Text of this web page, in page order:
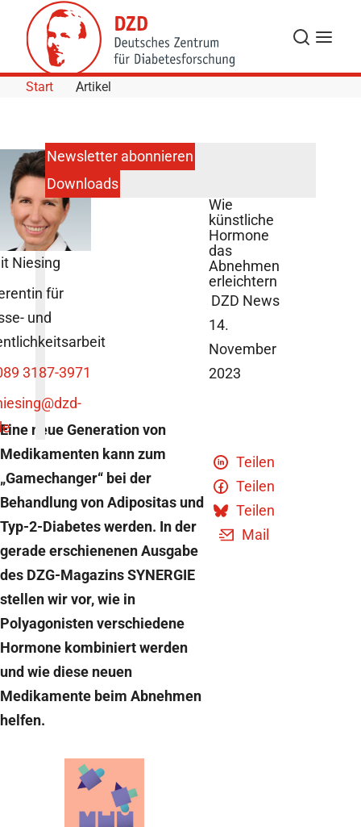
Skip to Content
Suche
Start Artikel
Wie
künstliche
Hormone
das
Abnehmen
erleichtern
DZD News
14.
November
2023
Eine neue Generation von
Medikamenten kann zum
„Gamechanger“ bei der
Behandlung von Adipositas und
Typ-2-Diabetes werden. In der
gerade erschienenen Ausgabe
des DZG-Magazins SYNERGIE
stellen wir vor, wie in
Polyagonisten verschiedene
Hormone kombiniert werden
und wie diese neuen
Medikamente beim Abnehmen
helfen.
Teilen
Teilen
Teilen
Mail
Niesing
für
und
3187-3971
@dzd-
Newsletter abonnieren
Downloads